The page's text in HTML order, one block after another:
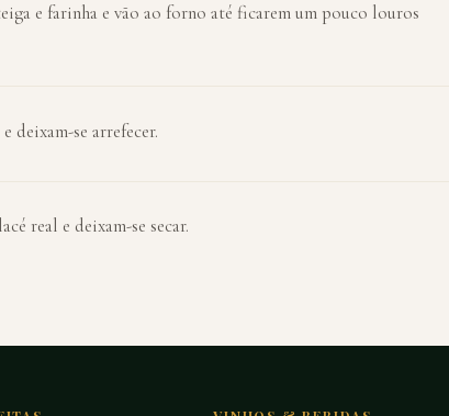
e farinha e vão ao forno até ficarem um pouco louros
deixam-se arrefecer.
real e deixam-se secar.